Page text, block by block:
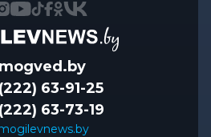
63-91-25
63-73-19